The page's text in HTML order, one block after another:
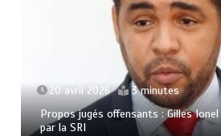
20 avril 2026 3 minutes
Propos jugés offensants : Gilles Ionel
par la SRI